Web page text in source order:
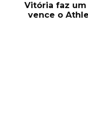
Vitória faz
vence o